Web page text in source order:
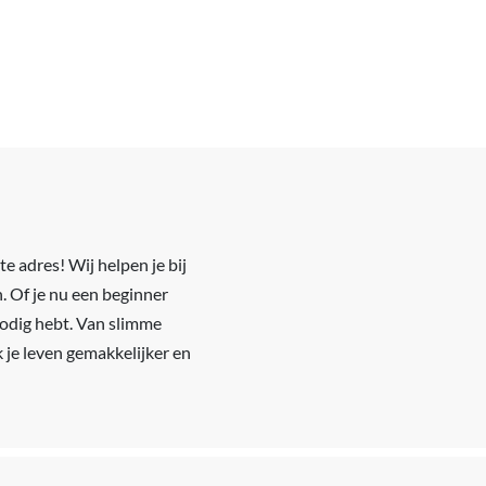
adres! Wij helpen je bij
Of je nu een beginner
hebt. Van slimme
leven gemakkelijker en